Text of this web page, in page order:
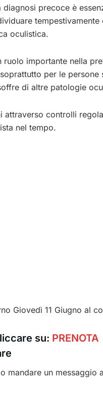
precoce è
oculistica.
ruolo importante nella
per le persone
di altre patologie
attraverso controlli
nel tempo.
Giovedì 11 Giugno al
su: PRENOTA
mandare un messaggio